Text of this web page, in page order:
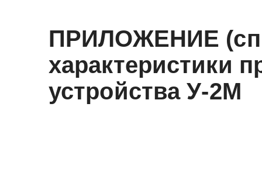
ПРИЛОЖЕНИЕ
характеристики
устройства У-2М